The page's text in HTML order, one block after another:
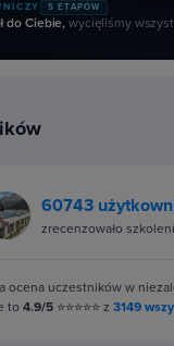
5 ETAPÓW
do Ciebie,wycięliśmy
60743
zrecenzowało
ocena uczestników w
to 4.9/5 ⭐⭐⭐⭐⭐ z 3149